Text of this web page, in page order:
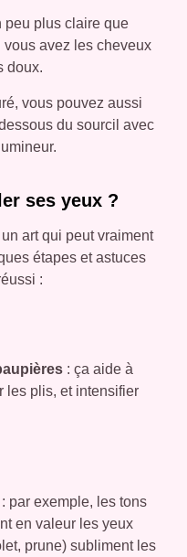
peu plus claire que
avez les cheveux
doux.
vous pouvez aussi
du sourcil avec
ses yeux ?
art qui peut vraiment
étapes et astuces
:
: ça aide à
les plis, et intensifier
par exemple, les tons
en valeur les yeux
prune) subliment les